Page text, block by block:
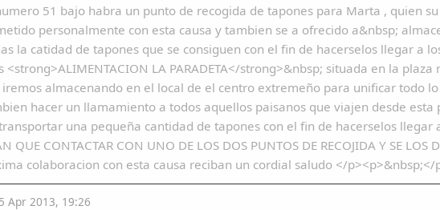
51 bajo habra un punto de recogida de tapones para Marta , quien su
personalmente con esta causa y tambien se a ofrecido a&nbsp;
la catidad de tapones que se consiguen con el fin de hacerselos llegar a
<strong>ALIMENTACION LA PARADETA</strong>&nbsp; situada en la
almacenando en el local de el centro extremeño para unificar todo
hacer un llamamiento a todos aquellos paisanos que viajen desde
una pequeña cantidad de tapones con el fin de hacerselos llegar
QUE CONTACTAR CON UNO DE LOS DOS PUNTOS DE RECOJIDA Y SE
colaboracion con esta causa reciban un cordial saludo </p><p>&nbsp;</
Apr 2013, 19:26